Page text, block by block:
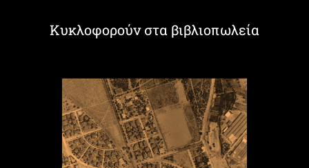
Κυκλοφορούν στα βιβλιοπωλεία